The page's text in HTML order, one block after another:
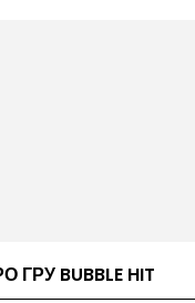
ГРУ BUBBLE HIT